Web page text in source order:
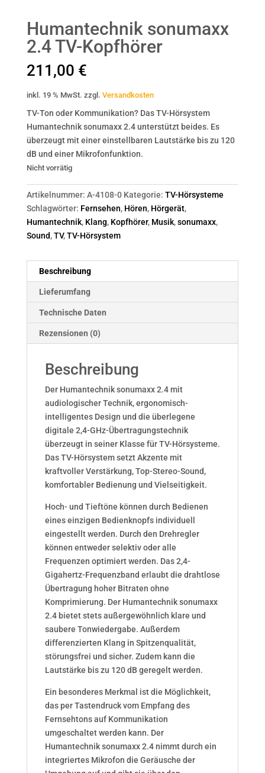
Humantechnik sonumaxx
2.4 TV-Kopfhörer
211,00 €
inkl. 19 % MwSt. zzgl. Versandkosten
TV-Ton oder Kommunikation? Das TV-Hörsystem
Humantechnik sonumaxx 2.4 unterstützt beides. Es
überzeugt mit einer einstellbaren Lautstärke bis zu 120
dB und einer Mikrofonfunktion.
Nicht vorrätig
Artikelnummer: A-4108-0 Kategorie: TV-Hörsysteme
Schlagwörter: Fernsehen, Hören, Hörgerät,
Humantechnik, Klang, Kopfhörer, Musik,sonumaxx,
Sound,TV,TV-Hörsystem
Beschreibung
Lieferumfang
Technische Daten
Rezensionen (0)
Beschreibung
Der Humantechnik sonumaxx 2.4 mit
audiologischer Technik, ergonomisch-
intelligentes Design und die überlegene
digitale 2,4-GHz-Übertragungstechnik
überzeugt in seiner Klasse für TV-Hörsysteme.
Das TV-Hörsystem setzt Akzente mit
kraftvoller Verstärkung, Top-Stereo-Sound,
komfortabler Bedienung und Vielseitigkeit.
Hoch- und Tieftöne können durch Bedienen
eines einzigen Bedienknopfs individuell
eingestellt werden. Durch den Drehregler
können entweder selektiv oder alle
Frequenzen optimiert werden. Das 2,4-
Gigahertz-Frequenzband erlaubt die drahtlose
Übertragung hoher Bitraten ohne
Komprimierung. Der Humantechnik sonumaxx
2.4 bietet stets außergewöhnlich klare und
saubere Tonwiedergabe. Außerdem
differenzierten Klang in Spitzenqualität,
störungsfrei und sicher. Zudem kann die
Lautstärke bis zu 120 dB geregelt werden.
Ein besonderes Merkmal ist die Möglichkeit,
das per Tastendruck vom Empfang des
Fernsehtons auf Kommunikation
umgeschaltet werden kann. Der
Humantechnik sonumaxx 2.4 nimmt durch ein
integriertes Mikrofon die Geräusche der